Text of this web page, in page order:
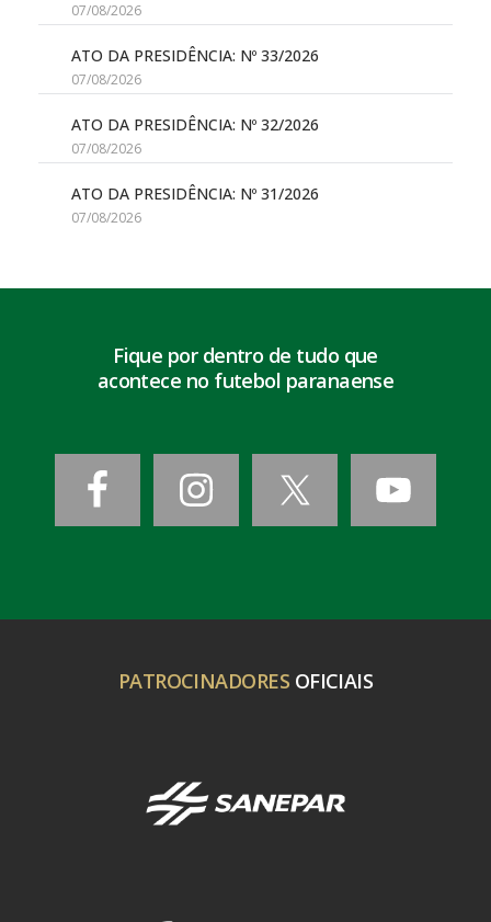
07/08/2026
ATO DA PRESIDÊNCIA: Nº 33/2026
07/08/2026
ATO DA PRESIDÊNCIA: Nº 32/2026
07/08/2026
ATO DA PRESIDÊNCIA: Nº 31/2026
07/08/2026
Fique por dentro de tudo que
acontece no futebol paranaense
PATROCINADORES OFICIAIS